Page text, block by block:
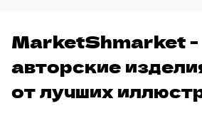
MarketShmarket -
авторские
от лучших